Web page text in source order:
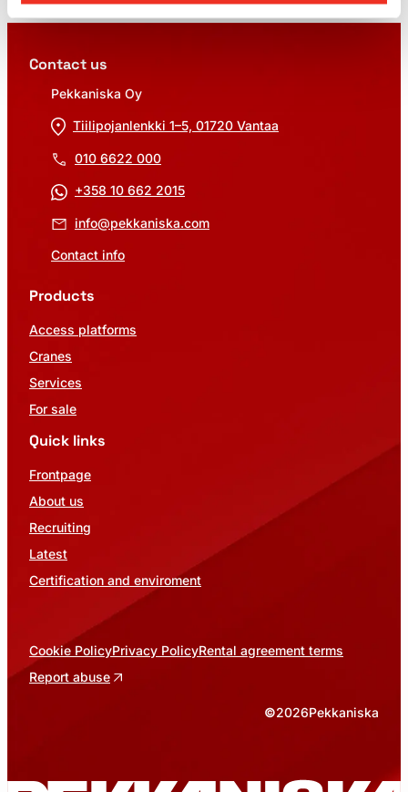
Contact us
Pekkaniska Oy
Tiilipojanlenkki 1–5, 01720 Vantaa
010 6622 000
+358 10 662 2015
info@pekkaniska.com
Contact info
Products
Access platforms
Cranes
Services
For sale
Quick links
Frontpage
About us
Recruiting
Latest
Certification and enviroment
Cookie PolicyPrivacy PolicyRental agreement terms
Report abuse
©2026Pekkaniska